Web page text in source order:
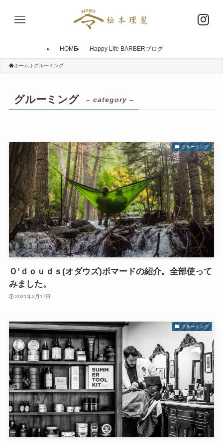
HOME Happy Life BARBERブログ
ホーム グルーミング
グルーミング – category –
グルーミング
Ｏ’ｄｏｕｄｓ(オダウズ)ポマードの紹介。全部使って
みました。
2021年2月17日
グルーミング